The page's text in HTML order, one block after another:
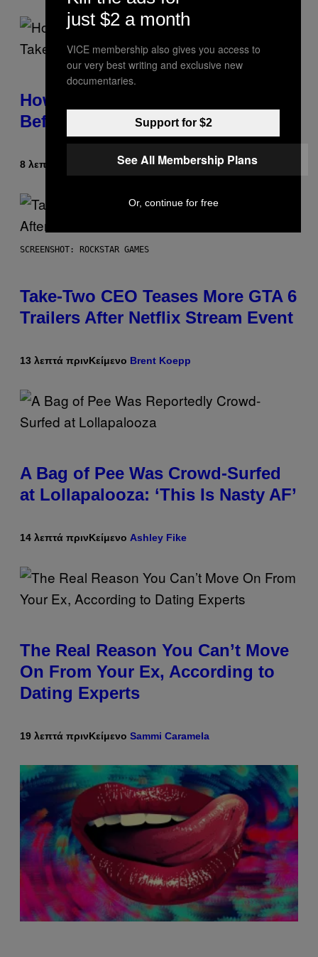
How to Deal With August Blues
Before Fall Takes Over
8 λεπτά πριν ΚείμενοSammi Caramela
SCREENSHOT: ROCKSTAR GAMES
Take-Two CEO Teases More GTA 6
Trailers After Netflix Stream Event
13 λεπτά πρινΚείμενο Brent Koepp
A Bag of Pee Was Crowd-Surfed
at Lollapalooza: ‘This Is Nasty AF’
14 λεπτά πρινΚείμενο Ashley Fike
The Real Reason You Can’t Move
On From Your Ex, According to
Dating Experts
19 λεπτά πρινΚείμενο Sammi Caramela
just $2 a month
VICE membership also gives you access to
our very best writing and exclusive new
documentaries.
Support for $2
See All Membership Plans
Or, continue for free